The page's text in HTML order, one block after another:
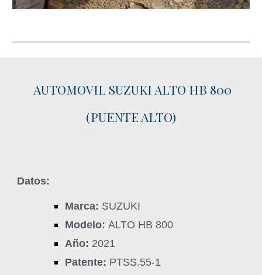
AUTOMOVIL SUZUKI ALTO HB 800
(PUENTE ALTO)
Datos:
Marca: SUZUKI
Modelo: ALTO HB 800
Año: 2021
Patente: PTSS.55-1